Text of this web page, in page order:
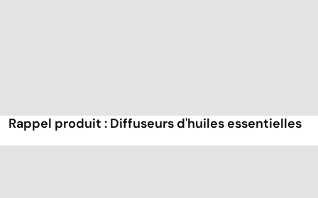
Rappel produit : Diffuseurs d'huiles essentielles